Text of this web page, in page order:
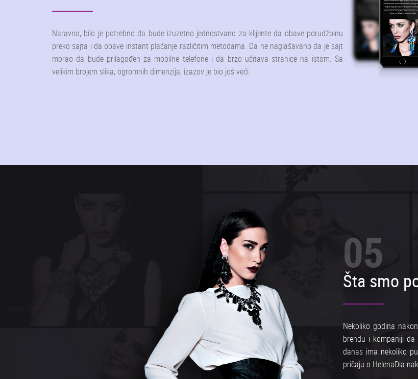
Naravno, bilo je potrebno da bude izuzetno jednostvano za klijente da obave porudžbinu
preko sajta i da obave instant plaćanje različitim metodama. Da ne naglašavano da je sajt
morao da bude prilagođen za mobilne telefone i da brzo učitava stranice na istom. Sa
velikim brojem slika, ogromnih dimenzija, izazov je bio još veći.
05
Šta smo
Nekoliko godina
brendu i kompaniji
danas ima nekoliko
pričaju o HelenaDia